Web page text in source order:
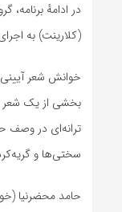
در ادامهٔ
(کلارینت) به
خوانش شعر
بخشی از یک شعر
ترانه‌ای در وصف
سختی‌ها و
حامد محضرنیا